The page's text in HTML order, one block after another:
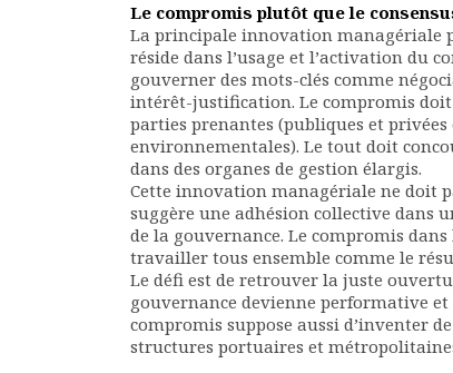
Le compromis plutôt que le
La principale innovation managériale
réside dans l’usage et l’activation du
gouverner des mots-clés comme
intérêt-justification. Le compromis
parties prenantes (publiques et
environnementales). Le tout doit
dans des organes de gestion élargis.
Cette innovation managériale ne doit
suggère une adhésion collective dans
de la gouvernance. Le compromis
travailler tous ensemble comme le
Le défi est de retrouver la juste
gouvernance devienne performative et
compromis suppose aussi d’inventer
structures portuaires et